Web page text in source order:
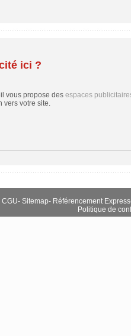
ici ?
vous propose des espaces
vers votre site.
CGU- Sitemap- Référencement Express
Politique de